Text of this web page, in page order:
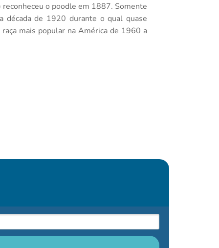
o poodle em 1887. Somente
década de 1920 durante o qual quase
mais popular na América de 1960 a